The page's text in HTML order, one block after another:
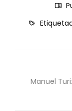
Manuel